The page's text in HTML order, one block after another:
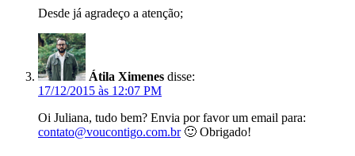
Desde já agradeço a atenção;
Átila Ximenes disse:
17/12/2015 às 12:07 PM
Oi Juliana, tudo bem? Envia por favor um email para:
contato@voucontigo.com.br🙂 Obrigado!